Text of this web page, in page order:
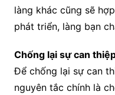
làng khác cũng sẽ
phát triển, làng bạn
Chống lại sự can
Để chống lại sự can
nguyên tắc chính là